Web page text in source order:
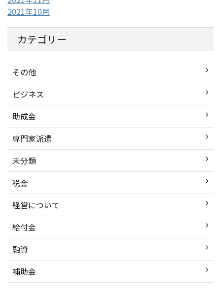
2021年10月
カテゴリー
その他
ビジネス
助成金
専門家派遣
未分類
税金
経営について
給付金
融資
補助金